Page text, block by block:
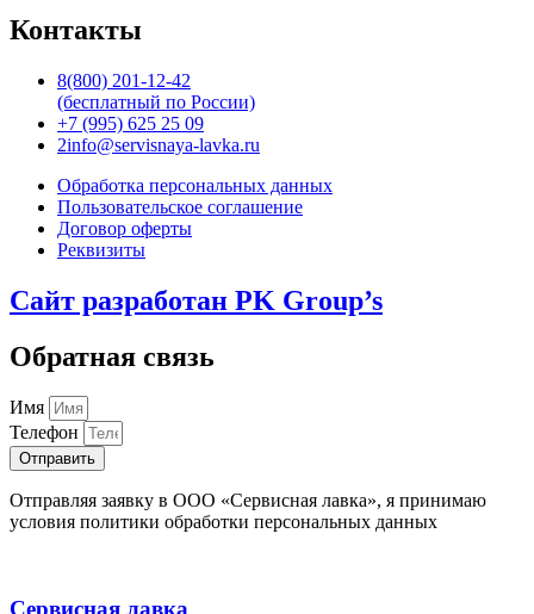
Контакты
8(800) 201-12-42
(бесплатный по России)
+7 (995) 625 25 09
2info@servisnaya-lavka.ru
Обработка персональных данных
Пользовательское соглашение
Договор оферты
Реквизиты
Сайт разработан PK Group’s
Обратная связь
Имя
Телефон
Отправить
Отправляя заявку в ООО «Сервисная лавка», я принимаю
условия политики обработки персональных данных
Сервисная лавка